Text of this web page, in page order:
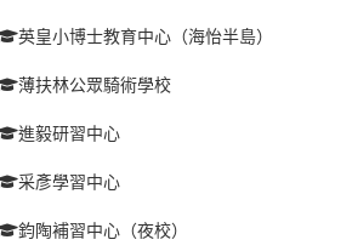
英皇小博士教育中心（海怡半島）
薄扶林公眾騎術學校
進毅研習中心
采彥學習中心
鈞陶補習中心（夜校）